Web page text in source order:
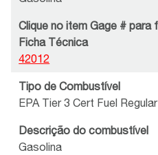
Clique no item Gage # para
Ficha Técnica
42012
Tipo de Combustível
EPA Tier 3 Cert Fuel Regular
Descrição do combustível
Gasolina